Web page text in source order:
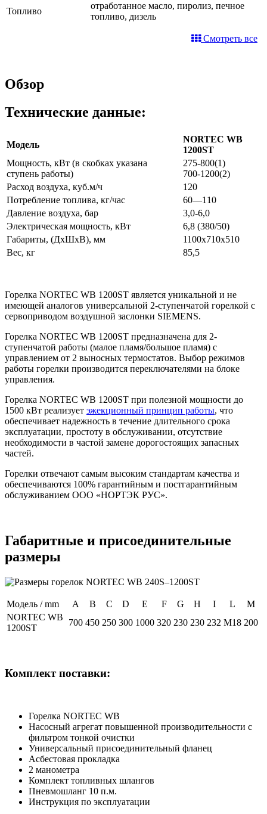
Топливо
отработанное масло, пиролиз, печное
топливо, дизель
Смотреть все
Обзор
Технические данные:
Модель
NORTEC WB
1200ST
Мощность, кВт (в скобках указана
ступень работы)
275-800(1)
700-1200(2)
Расход воздуха, куб.м/ч
120
Потребление топлива, кг/час
60—110
Давление воздуха, бар
3,0-6,0
Электрическая мощность, кВт
6,8 (380/50)
Габариты, (ДхШхВ), мм
1100x710x510
Вес, кг
85,5
Горелка NORTEC WB 1200ST является уникальной и не
имеющей аналогов универсальной 2-ступенчатой горелкой с
сервоприводом воздушной заслонки SIEMENS.
Горелка NORTEC WB 1200ST предназначена для 2-
ступенчатой работы (малое пламя/большое пламя) с
управлением от 2 выносных термостатов. Выбор режимов
работы горелки производится переключателями на блоке
управления.
Горелка NORTEC WB 1200ST при полезной мощности до
1500 кВт реализует эжекционный принцип работы, что
обеспечивает надежность в течение длительного срока
эксплуатации, простоту в обслуживании, отсутствие
необходимости в частой замене дорогостоящих запасных
частей.
Горелки отвечают самым высоким стандартам качества и
обеспечиваются 100% гарантийным и постгарантийным
обслуживанием ООО «НОРТЭК РУС».
Габаритные и присоединительные
размеры
Модель / mm A B C D E F G H I L
M
NORTEC WB
1200ST
700 450 250 300 1000 320 230 230 232 M18 200
Комплект поставки:
Горелка NORTEC WB
Насосный агрегат повышенной производительности с
фильтром тонкой очистки
Универсальный присоединительный фланец
Асбестовая прокладка
2 манометра
Комплект топливных шлангов
Пневмошланг 10 п.м.
Инструкция по эксплуатации